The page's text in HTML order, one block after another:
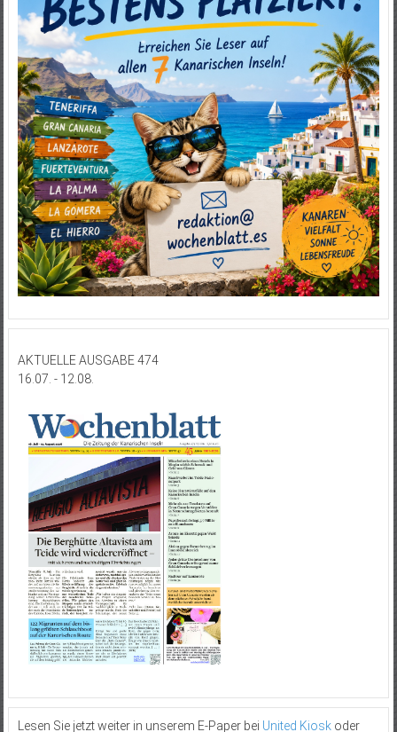
AKTUELLE AUSGABE 474
16.07. - 12.08.
Lesen Sie jetzt weiter in unserem E-Paper bei United Kioskoder